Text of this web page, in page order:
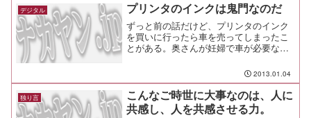
よ、実際。中国には国防動員法という物
凄い法律があって、戦時と...
デジタル プリンタのインクは鬼門なのだ
ずっと前の話だけど、プリンタのインク
を買いに行ったら車を売ってしまったこ
とがある。奥さんが妊婦で車が必要な時
てしまった車は、買ったときも衝動買い
だった。Ｖｉｔｓユーロスポーツエディ
ション、1999年に世界...
2013.01.04
独り言
こんなご時世に大事なのは、人に
共感し、人を共感させる力。